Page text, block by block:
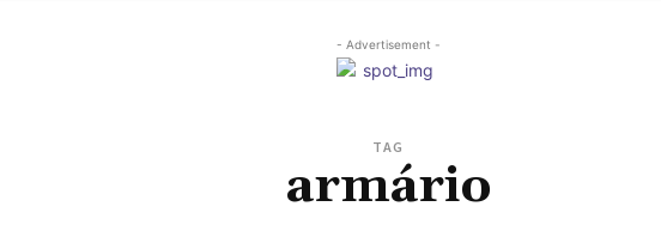
- Advertisement -
TAG
armário